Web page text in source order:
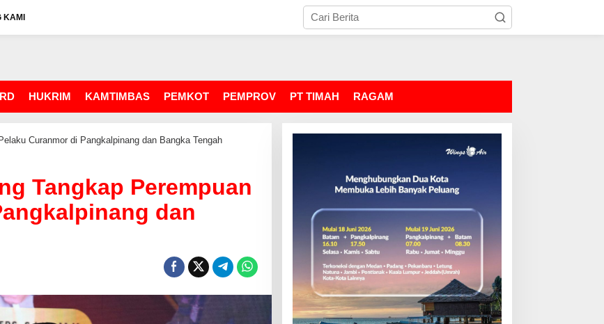
KAMI
HUKRIM KAMTIMBAS PEMKOT PEMPROV PT TIMAH RAGAM
Curanmor di Pangkalpinang dan Bangka Tengah
Tangkap Perempuan
dan